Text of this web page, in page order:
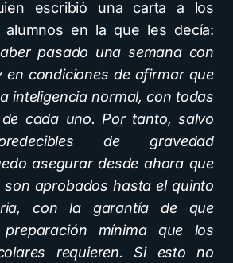
escribió una carta a los
en la que les decía:
pasado una semana con
en condiciones de afirmar que
inteligencia normal, con todas
cada uno. Por tanto, salvo
de gravedad
asegurar desde ahora que
aprobados hasta el quinto
con la garantía de que
mínima que los
requieren. Si esto no